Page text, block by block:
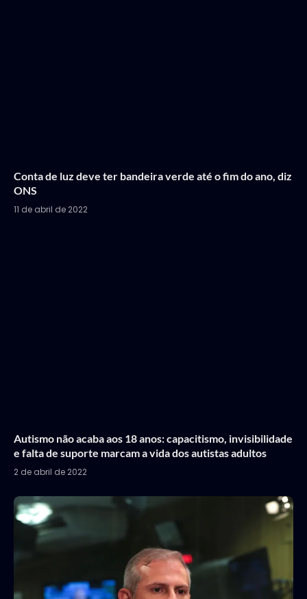
Conta de luz deve ter bandeira verde até o fim do ano, diz
ONS
11 de abril de 2022
Autismo não acaba aos 18 anos: capacitismo, invisibilidade
e falta de suporte marcam a vida dos autistas adultos
2 de abril de 2022